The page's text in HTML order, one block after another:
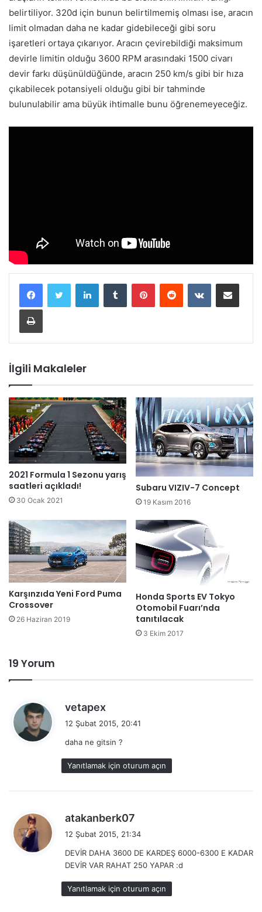
belirtiliyor. 320d için bunun belirtilmemiş olması ise, aracın
limit olmadan daha ne kadar gidebileceği gibi soru
işaretleri ortaya çıkarıyor. Aracın çevirebildiği maksimum
devirle limitin olduğu 3600 RPM arasındaki 1500 civarı
devir farkı düşünüldüğünde, aracın 250 km/s gibi bir hıza
çıkabilecek potansiyeli olduğu gibi bir tahminde
bulunulabilir ama büyük ihtimalle bunu öğrenemeyeceğiz.
İlgili Makaleler
2021 Formula 1 Sezonu yarış
saatleri açıkladı!
30 Ocak 2021
Subaru VIZIV-7 Concept
19 Kasım 2016
Karşınzıda Yeni Ford Puma
Crossover
26 Haziran 2019
Honda Sports EV Tokyo
Otomobil Fuarı’nda
tanıtılacak
3 Ekim 2017
19 Yorum
vetapex
i
k
i
12 Şubat 2015, 20:41
daha ne gitsin ?
Yanıtlamak için oturum açın
atakanberk07
i
k
i
:
12 Şubat 2015, 21:34
DEVİR DAHA 3600 DE KARDEŞ 6000-6300 E KADAR
DEVİR VAR RAHAT 250 YAPAR :d
Yanıtlamak için oturum açın